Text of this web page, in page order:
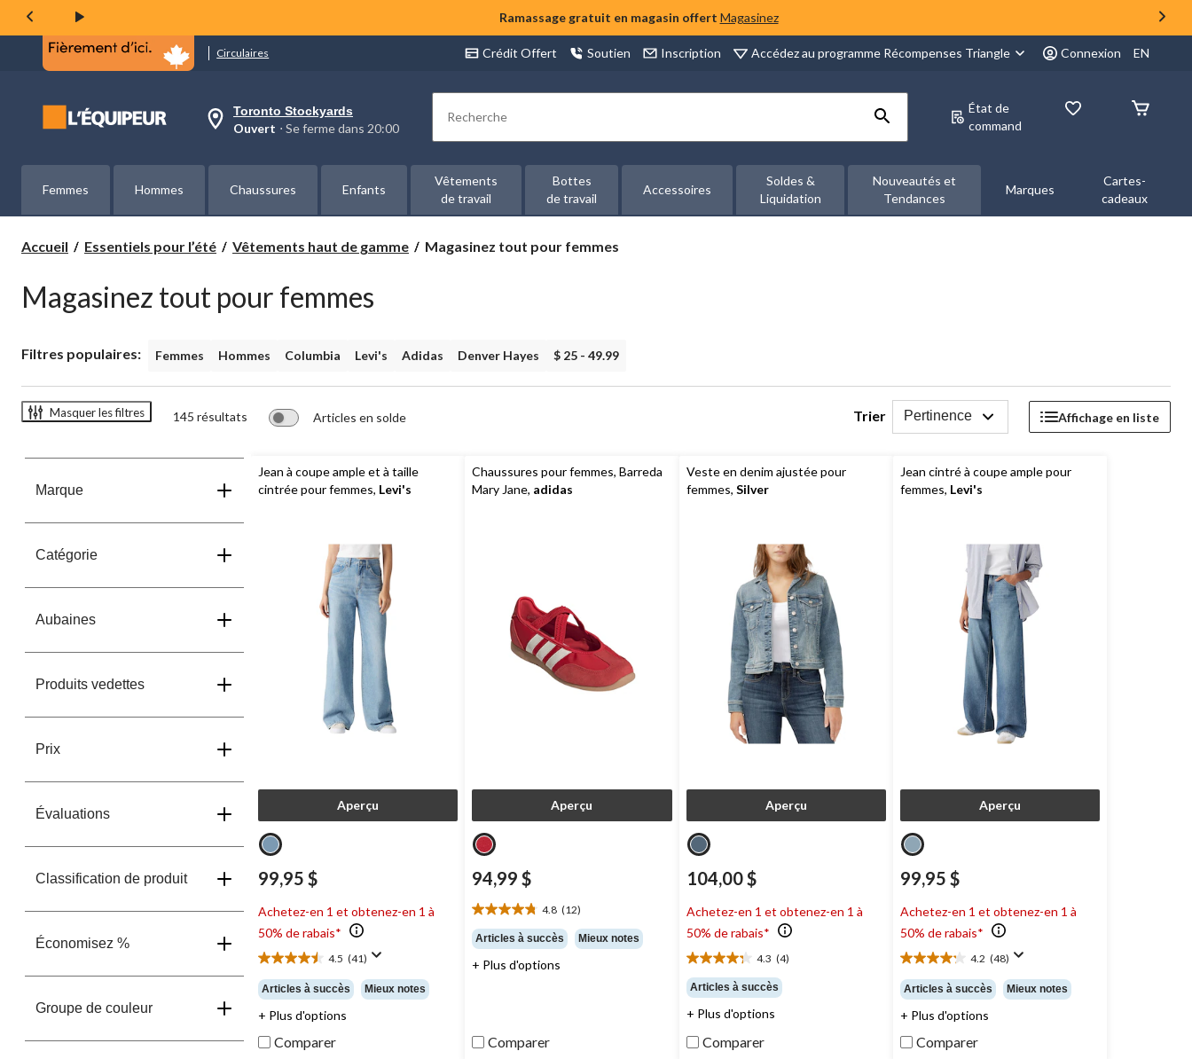
Ramassage gratuit en magasin offert Magasinez
Circulaires Crédit Offert Soutien Inscription Accédez au programme Récompenses Triangle Connexion EN
votre
est
Toronto
Stockyards,
Se
ferme
20:00
cliquer
Toronto Stockyards
Ouvert ⋅ Se ferme dans 20:00 Rechercher
État de
command
Femmes Hommes Chaussures Enfants
Vêtements
de travail
Bottes
de travail
Accessoires
Soldes &
Liquidation
Nouveautés et
Tendances
Marques
Cartes-
cadeaux
Accueil Essentiels pour l’été Vêtements haut de gamme
Magasinez
Magasinez tout pour femmes
Magasinez tout pour femmes
Filtres populaires: Femmes Hommes Columbia Levi's Adidas Denver Hayes $ 25 - 49.99
Masquer les filtres 145 résultats Articles en solde Trier Pertinence Affichage en liste
Marque
Catégorie
Aubaines
Produits vedettes
Prix
Évaluations
Classification de produit
Économisez %
Groupe de couleur
Jean à coupe ample et à taille
cintrée pour femmes, Levi's
Aperçu
99,95 $
Achetez-en 1 et obtenez-en 1 à
50% de rabais*
4.5 (41)
4.5
étoile(s)
sur
5.
41
évaluations
Articles à succès Mieux notes
+ Plus d'options
Comparer
Chaussures pour femmes, Barreda
Mary Jane, adidas
Aperçu
94,99 $
4.8 (12)
4.8
étoile(s)
sur
5.
Articles à succès Mieux notes
+ Plus d'options
Comparer
Veste en denim ajustée pour
femmes, Silver
Aperçu
104,00 $
Achetez-en 1 et obtenez-en 1 à
50% de rabais*
4.3 (4)
4.3
étoile(s)
sur
5.
4
évaluations
Articles à succès
+ Plus d'options
Comparer
Jean cintré à coupe ample pour
femmes, Levi's
Aperçu
99,95 $
Achetez-en 1 et obtenez-en 1 à
50% de rabais*
4.2 (48)
4.2
étoile(s)
sur
5.
48
évaluations
Articles à succès Mieux notes
+ Plus d'options
Comparer